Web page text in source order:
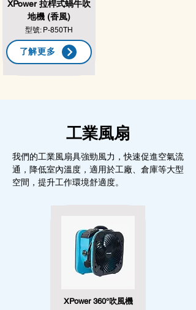
XPower 拉桿式蝸牛吹
地機 (香風)
型號: P-850TH
了解更多
工業風扇
我們的工業風扇具強勁風力，快速促進空氣流
通，降低室內溫度，適用於工廠、倉庫等大型
空間，提升工作環境舒適度。
XPower 360°吹風機